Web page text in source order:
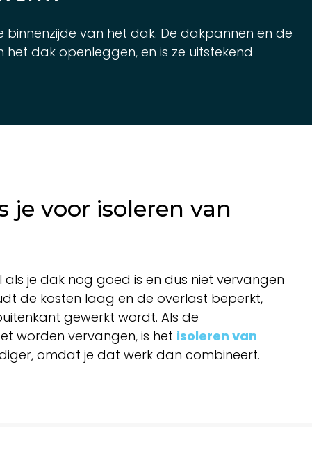
van het dak. De dakpannen en de
dak openleggen, en is ze uitstekend
je voor isoleren van
je dak nog goed is en dus niet vervangen
de kosten laag en de overlast beperkt,
gewerkt wordt. Als de
worden vervangen, is het isoleren van
omdat je dat werk dan combineert.